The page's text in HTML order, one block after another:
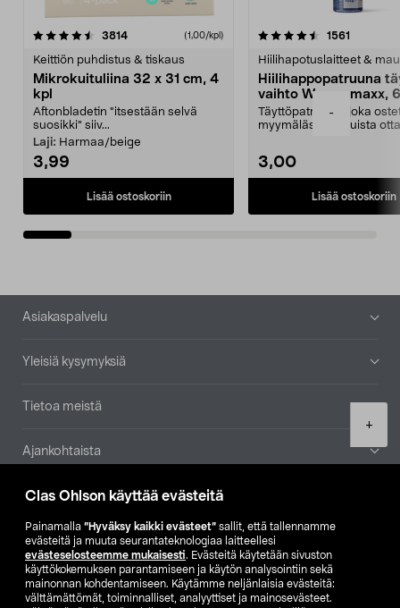
Clas Ohlson käyttää evästeitä
Painamalla ”Hyväksy kaikki evästeet” sallit, että tallennamme
evästeitä ja muuta seurantateknologiaa laitteellesi
evästeselosteemme mukaisesti. Evästeitä käytetään sivuston
käyttökokemuksen parantamiseen ja käytön analysointiin sekä
mainonnan kohdentamiseen. Käytämme neljänlaisia evästeitä:
välttämättömät, toiminnalliset, analyyttiset ja mainosevästeet.
-
+
3814arvostelut (1,00/kpl)
Keittiön puhdistus & tiskaus
Mikrokuituliina 32 x 31 cm, 4
kpl
Aftonbladetin "itsestään selvä
suosikki" siiv...
Laji: Harmaa/beige
3,99
Lisää ostoskoriin
4.5viidestä
1561
Hiilihapotuslaitteet &
Hiilihappopatruuna
vaihto Wassermaxx,
Täyttöpatruuna, joka
myymälästä – muista
3,00
Lisää ostoskoriin
4.5viidestä
Alatunniste
Asiakaspalvelu
Yleisiä kysymyksiä
Tietoa meistä
Ajankohtaista
Muut yrityksemme
Etsi myymälä
SE NO FI